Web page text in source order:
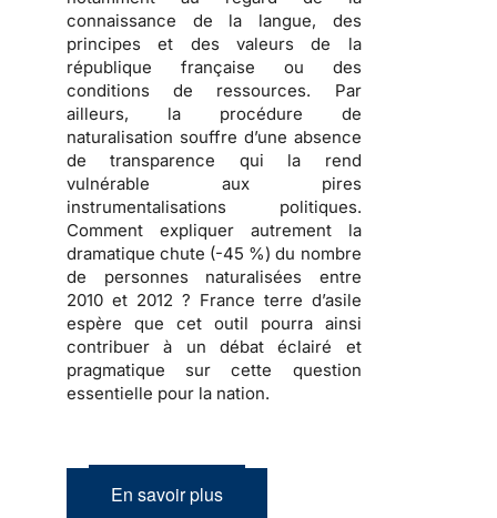
connaissance de la langue, des
principes et des valeurs de la
république française ou des
conditions de ressources. Par
ailleurs, la procédure de
naturalisation souffre d’une absence
de transparence qui la rend
vulnérable aux pires
instrumentalisations politiques.
Comment expliquer autrement la
dramatique chute (-45 %) du nombre
de personnes naturalisées entre
2010 et 2012 ? France terre d’asile
espère que cet outil pourra ainsi
contribuer à un débat éclairé et
pragmatique sur cette question
essentielle pour la nation.
En savoir plus